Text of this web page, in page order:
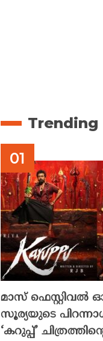
Trending
മാസ് ഫെസ്റ്റിവൽ
സൂര്യയുടെ
‘കറുപ്പ്’